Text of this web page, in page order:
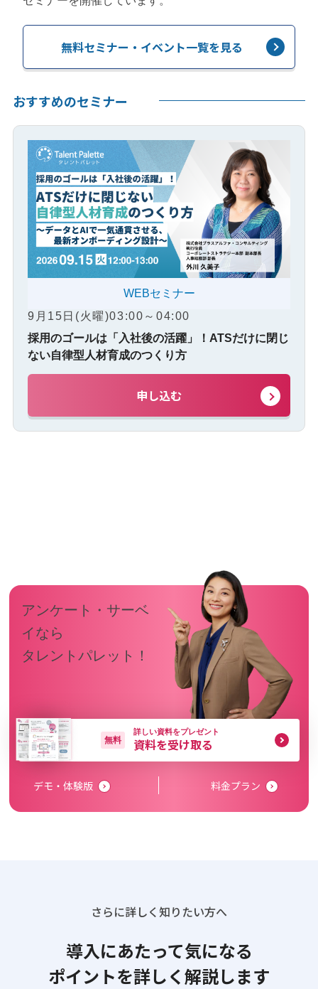
無料セミナー・イベント一覧を見る
おすすめのセミナー
WEBセミナー
9月15日(火曜)03:00～04:00
採用のゴールは「入社後の活躍」！ATSだけに閉じ
ない自律型人材育成のつくり方
申し込む
アンケート・サーベ
イなら
タレントパレット！
無料
詳しい資料をプレゼント
資料を受け取る
デモ・体験版 料金プラン
さらに詳しく知りたい方へ
導入にあたって気になる
ポイントを詳しく解説します